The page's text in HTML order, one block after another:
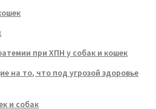
при ХПН у собак и кошек
на то, что под угрозой здоровье
и собак